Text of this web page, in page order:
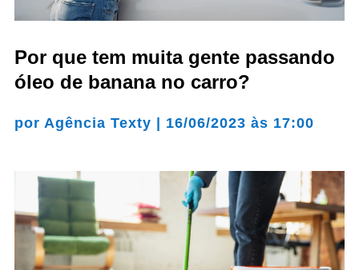
Por que tem muita gente passando
óleo de banana no carro?
por Agência Texty 16/06/2023 às 17:00